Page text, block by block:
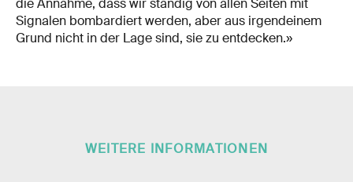
die Annahme, dass wir ständig von allen Seiten mit
Signalen bombardiert werden, aber aus irgendeinem
Grund nicht in der Lage sind, sie zu entdecken.»
WEITERE INFORMATIONEN